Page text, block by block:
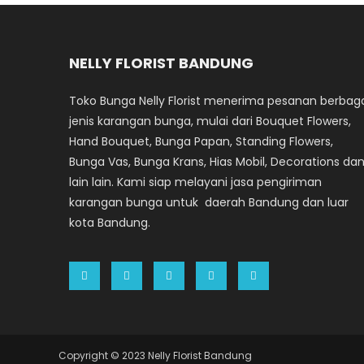
NELLY FLORIST BANDUNG
Toko Bunga Nelly Florist menerima pesanan
jenis karangan bunga, mulai dari Bouquet Flowers,
Hand Bouquet, Bunga Papan, Standing Flowers,
Bunga Vas, Bunga Krans, Hias Mobil, Decorations dan
lain lain. Kami siap melayani jasa pengiriman
karangan bunga untuk daerah Bandung dan luar
kota Bandung.
Copyright © 2023 Nelly Florist Bandung